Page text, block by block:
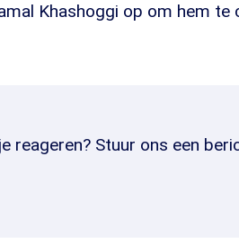
Khashoggi op om hem te
reageren? Stuur ons een